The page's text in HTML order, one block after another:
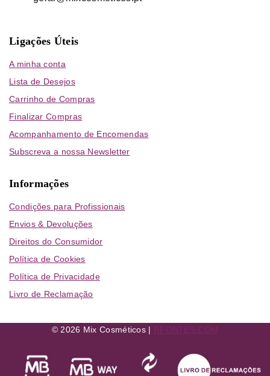
Ligações Úteis
A minha conta
Lista de Desejos
Carrinho de Compras
Finalizar Compras
Acompanhamento de Encomendas
Subscreva a nossa Newsletter
Informações
Condições para Profissionais
Envios & Devoluções
Direitos do Consumidor
Política de Cookies
Política de Privacidade
Livro de Reclamação
© 2026 Mix Cosméticos | RFONTES.COM